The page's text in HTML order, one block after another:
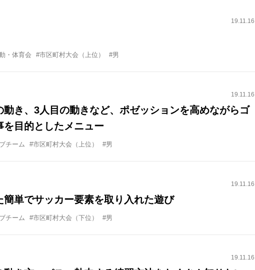
19.11.16
・体育会 #市区町村大会（上位） #男
19.11.16
動き、3人目の動きなど、ポゼッションを高めながらゴ
を目的としたメニュー
チーム #市区町村大会（上位） #男
19.11.16
簡単でサッカー要素を取り入れた遊び
チーム #市区町村大会（下位） #男
19.11.16